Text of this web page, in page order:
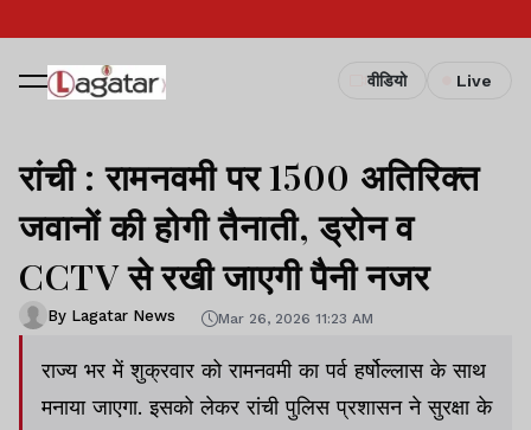
वीडियो Live
रांची : रामनवमी पर 1500 अतिरिक्त
जवानों की होगी तैनाती, ड्रोन व
CCTV से रखी जाएगी पैनी नजर
By Lagatar News Mar 26, 2026 11:23 AM
राज्य भर में शुक्रवार को रामनवमी का पर्व हर्षोल्लास के साथ
मनाया जाएगा. इसको लेकर रांची पुलिस प्रशासन ने सुरक्षा के